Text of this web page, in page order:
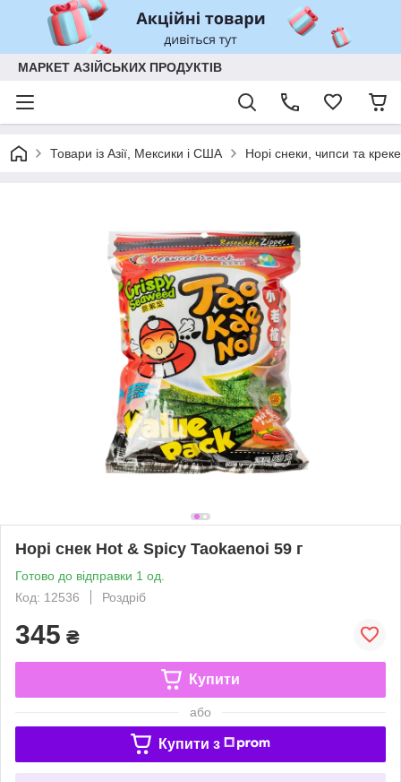
МАРКЕТ АЗІЙСЬКИХ ПРОДУКТІВ
Товари із Азії, Мексики і США Норі снеки, чипси та
Норі снек Hot & Spicy Taokaenoi 59 г
Готово до відправки 1 од.
Код: 12536
Роздріб
345 ₴
Купити
або
Купити з